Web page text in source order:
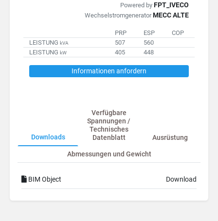
Powered by FPT_IVECO
WechselstromgeneratorMECC ALTE
PRP ESP
COP
LEISTUNG kVA 507
560
LEISTUNG kW 405 448
Informationen anfordern
Downloads
Verfügbare
Spannungen /
Technisches
Datenblatt
Ausrüstung
Abmessungen und Gewicht
BIM Object Download